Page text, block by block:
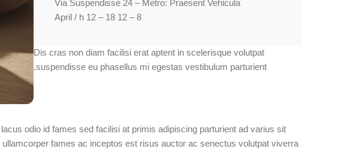
Via Suspendisse 24 – Metro: Praesent Vehicula
8 – 12 April / h 12 – 18
Dis cras non diam facilisi erat aptent in scelerisque volutpat
suspendisse eu phasellus mi egestas vestibulum parturient.
odio id fames sed facilisi at primis adipiscing parturient ad varius sit
fames ac inceptos est risus auctor ac senectus volutpat viverra